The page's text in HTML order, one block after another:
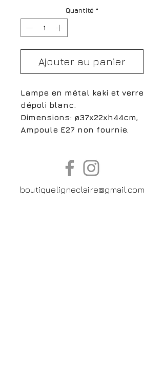
Quantité *
Ajouter au panier
Lampe en métal kaki et verre
dépoli blanc.
Dimensions: ø37x22xh44cm,
Ampoule E27 non fournie.
boutiqueligneclaire@gmail.com